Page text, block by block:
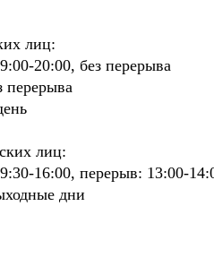
лиц:
20:00, без перерыва
перерыва
лиц:
16:00, перерыв: 13:00-
дни